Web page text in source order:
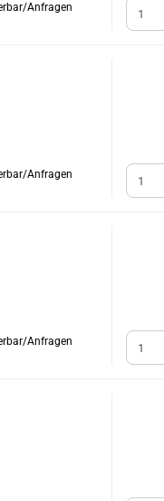
Anfragen
Anfragen
Anfragen